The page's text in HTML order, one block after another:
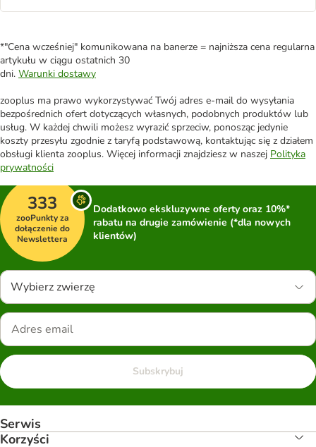
*"Cena wcześniej" komunikowana na banerze = najniższa cena regularna
artykułu w ciągu ostatnich 30
dni. Warunki dostawy
zooplus ma prawo wykorzystywać Twój adres e-mail do wysyłania
bezpośrednich ofert dotyczących własnych, podobnych produktów lub
usług. W każdej chwili możesz wyrazić sprzeciw, ponosząc jedynie
koszty przesyłu zgodnie z taryfą podstawową, kontaktując się z działem
obsługi klienta zooplus. Więcej informacji znajdziesz w naszej Polityka
prywatności
333
zooPunkty za
dołączenie do
Newslettera
Dodatkowo ekskluzywne oferty oraz 10%*
rabatu na drugie zamówienie (*dla nowych
klientów)
Wybierz zwierzę
Subskrybuj
Serwis
Korzyści